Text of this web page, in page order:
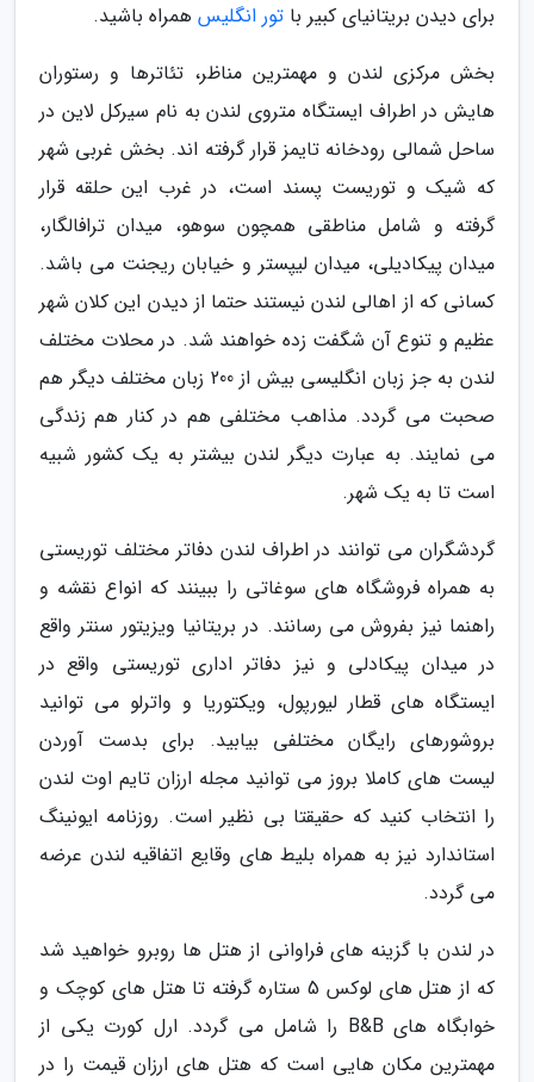
برای دیدن بریتانیای کبیر با تور انگلیس همراه باشید.
بخش مرکزی لندن و مهمترین مناظر، تئاترها و رستوران
هایش در اطراف ایستگاه متروی لندن به نام سیرکل لاین در
ساحل شمالی رودخانه تایمز قرار گرفته اند. بخش غربی شهر
که شیک و توریست پسند است، در غرب این حلقه قرار
گرفته و شامل مناطقی همچون سوهو، میدان ترافالگار،
میدان پیکادیلی، میدان لیپستر و خیابان ریجنت می باشد.
کسانی که از اهالی لندن نیستند حتما از دیدن این کلان شهر
عظیم و تنوع آن شگفت زده خواهند شد. در محلات مختلف
لندن به جز زبان انگلیسی بیش از 200 زبان مختلف دیگر هم
صحبت می گردد. مذاهب مختلفی هم در کنار هم زندگی
می نمایند. به عبارت دیگر لندن بیشتر به یک کشور شبیه
است تا به یک شهر.
گردشگران می توانند در اطراف لندن دفاتر مختلف توریستی
به همراه فروشگاه های سوغاتی را ببینند که انواع نقشه و
راهنما نیز بفروش می رسانند. در بریتانیا ویزیتور سنتر واقع
در میدان پیکادلی و نیز دفاتر اداری توریستی واقع در
ایستگاه های قطار لیورپول، ویکتوریا و واترلو می توانید
بروشورهای رایگان مختلفی بیابید. برای بدست آوردن
لیست های کاملا بروز می توانید مجله ارزان تایم اوت لندن
را انتخاب کنید که حقیقتا بی نظیر است. روزنامه ایونینگ
استاندارد نیز به همراه بلیط های وقایع اتفاقیه لندن عرضه
می گردد.
در لندن با گزینه های فراوانی از هتل ها روبرو خواهید شد
که از هتل های لوکس 5 ستاره گرفته تا هتل های کوچک و
خوابگاه های B&B را شامل می گردد. ارل کورت یکی از
مهمترین مکان هایی است که هتل های ارزان قیمت را در